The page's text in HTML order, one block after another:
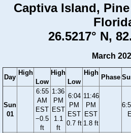
Captiva Island,
26.5217° N,
March
Day
High
Low
High
Low
High
Phase
Sun
01
6:55
AM
EST
−0.5
ft
1:36
PM
EST
1.1
ft
6:04
PM
EST
0.7 ft
11:46
PM
EST
1.8 ft